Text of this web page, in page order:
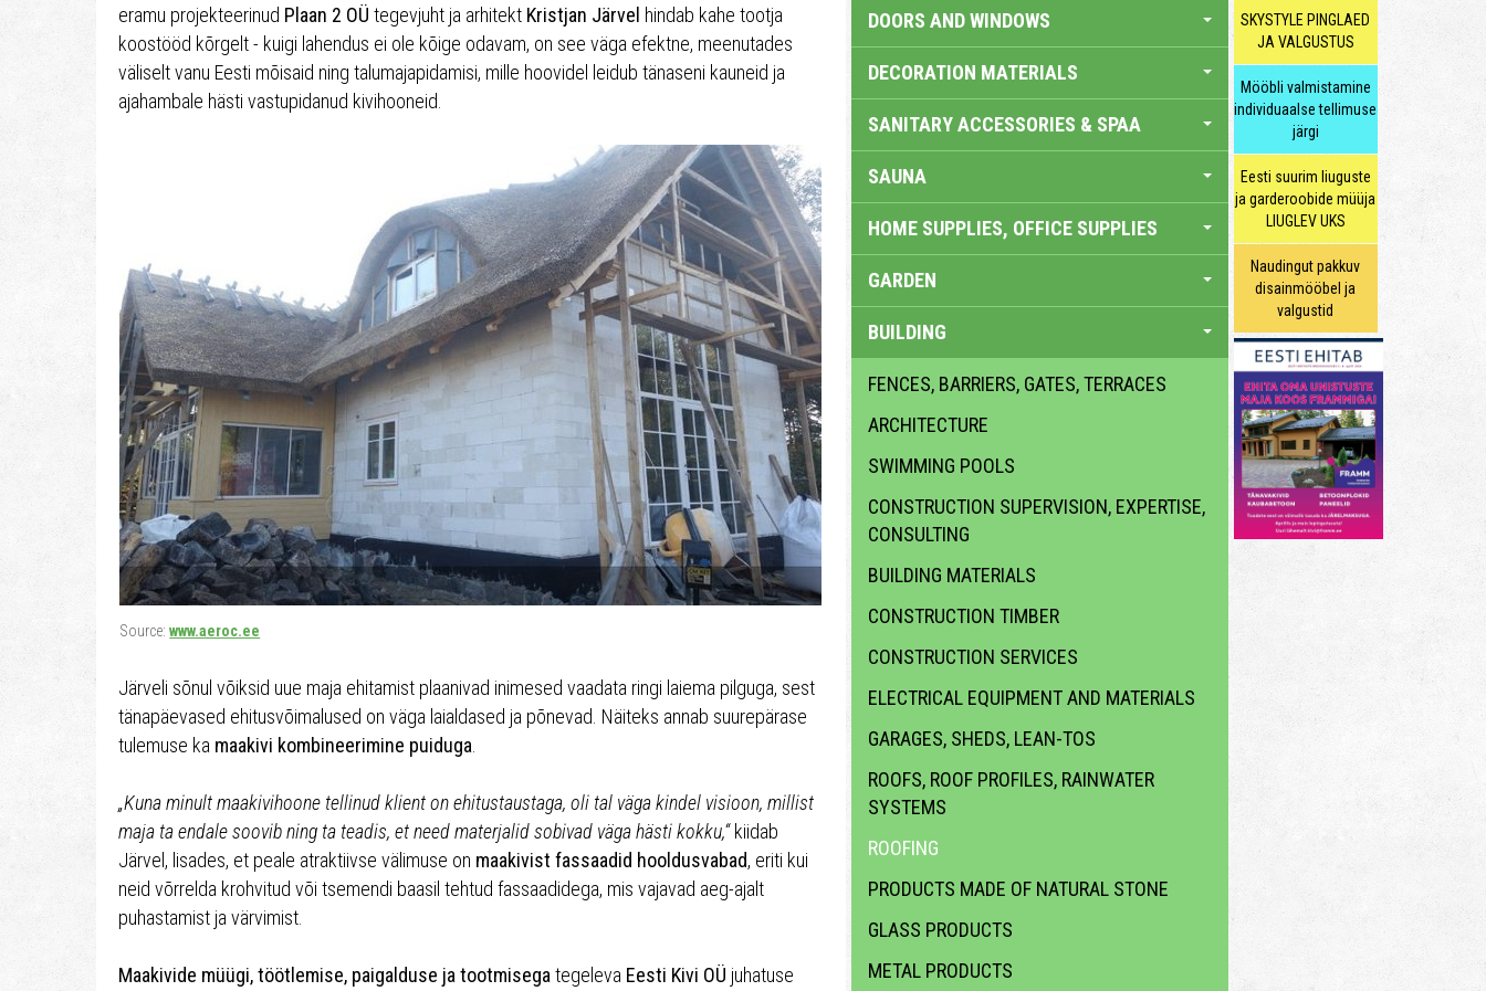
eramu projekteerinud Plaan 2 OÜ tegevjuht ja arhitekt Kristjan Järvel hindab kahe tootja
koostööd kõrgelt - kuigi lahendus ei ole kõige odavam, on see väga efektne, meenutades
väliselt vanu Eesti mõisaid ning talumajapidamisi, mille hoovidel leidub tänaseni kauneid ja
ajahambale hästi vastupidanud kivihooneid.
Source:www.aeroc.ee
Järveli sõnul võiksid uue maja ehitamist plaanivad inimesed vaadata ringi laiema pilguga, sest
tänapäevased ehitusvõimalused on väga laialdased ja põnevad. Näiteks annab suurepärase
tulemuse ka maakivi kombineerimine puiduga
„Kuna minult maakivihoone tellinud klient on ehitustaustaga, oli tal väga kindel visioon, millist
maja ta endale soovib ning ta teadis, et need materjalid sobivad väga hästi kokku,“kiidab
Järvel, lisades, et peale atraktiivse välimuse on maakivist fassaadid hooldusvabad, eriti kui
neid võrrelda krohvitud või tsemendi baasil tehtud fassaadidega, mis vajavad aeg-ajalt
puhastamist ja värvimist.
Maakivide müügi, töötlemise, paigalduse ja tootmisega tegeleva Eesti Kivi OÜ juhatuse
DOORS AND WINDOWS
DECORATION MATERIALS
SANITARY ACCESSORIES & SPAA
SAUNA
HOME SUPPLIES, OFFICE SUPPLIES
GARDEN
BUILDING
FENCES, BARRIERS, GATES, TERRACES
ARCHITECTURE
SWIMMING POOLS
CONSTRUCTION SUPERVISION, EXPERTISE,
CONSULTING
BUILDING MATERIALS
CONSTRUCTION TIMBER
CONSTRUCTION SERVICES
ELECTRICAL EQUIPMENT AND MATERIALS
GARAGES, SHEDS, LEAN-TOS
ROOFS, ROOF PROFILES, RAINWATER
SYSTEMS
ROOFING
PRODUCTS MADE OF NATURAL STONE
GLASS PRODUCTS
METAL PRODUCTS
SKYSTYLE PINGLAED
JA VALGUSTUS
Mööbli valmistamine
individuaalse tellimuse
järgi
Eesti suurim liuguste
ja garderoobide müüja
LIUGLEV UKS
Naudingut pakkuv
disainmööbel ja
valgustid